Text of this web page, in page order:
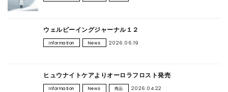
ウェルビーイングジャーナル１２
Information News 2026.06.19
ヒュウナイトケアよりオーロラフロスト発売
Information News 商品 2026.04.22
CONTACT